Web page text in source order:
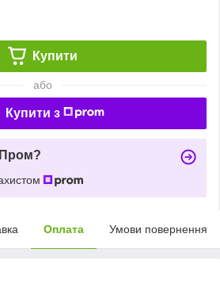
Купити
або
Купити з
Пром?
Оплата Умови повернення